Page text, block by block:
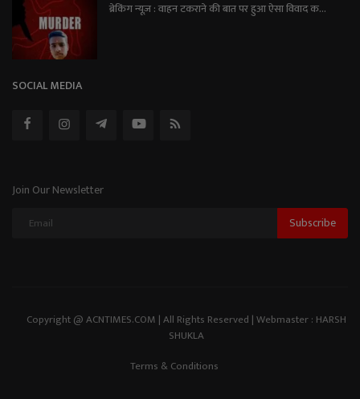
ब्रेकिंग न्यूज़ : वाहन टकराने की बात पर हुआ ऐसा विवाद क...
SOCIAL MEDIA
Join Our Newsletter
Subscribe
Copyright @ ACNTIMES.COM | All Rights Reserved | Webmaster : HARSH
SHUKLA
Terms & Conditions